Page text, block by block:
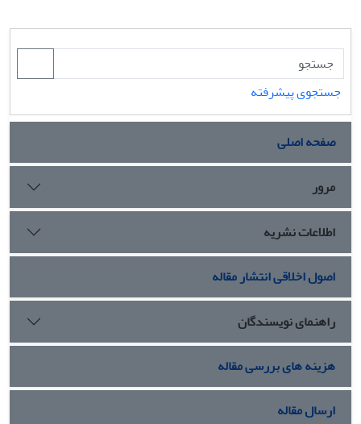
جستجوی پیشرفته
صفحه اصلی
مرور
اطلاعات نشریه
اصول اخلاقی انتشار مقاله
راهنمای نویسندگان
هزینه های بررسی مقاله
ارسال مقاله